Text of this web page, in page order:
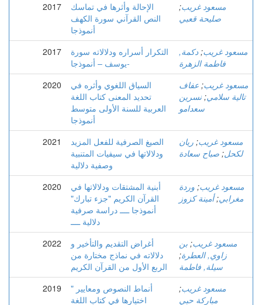
2017
الإحالة وأثرها في تماسك
النص القرآني سورة الكهف
أنموذجا
مسعود غريب;
صليحة قعبي
2017
التكرار أسراره ودلالاته سورة
يوسف – أنموذجا-
مسعود غريب; دكمة,
فاطمة الزهرة
2020
السياق اللغوي وأثره في
تحديد المعنى كتاب اللغة
العربية للسنة الأولى متوسط
أنموذجا
مسعود غريب; عفاف
تالية سلامي;نسرين
سعدامو
2021
الصيغ الصرفية للفعل المزيد
ودلالاتها في سيفيات المتنبية
وصفية دلالية
مسعود غريب; ريان
لكحل; صباح سعادة
2020
أبنية المشتقات ودلالاتها في
القرآن الكريم "جزء تبارك"
أنموذجا ــــ دراسة صرفية
دلالية ــــ
مسعود غريب; وردة
مغرابي;أمينة كزوز
2022
أغراض التقديم والتأخير و
دلالاته في نماذج مختارة من
الربع الأول من القرآن الكريم
مسعود غريب; بن
زاوي, العطرة;
سيلة, فاطمة
2019
" أنماط النصوص ومعايير
اختيارها في كتاب اللغة
مسعود غريب;
مباركة حبي